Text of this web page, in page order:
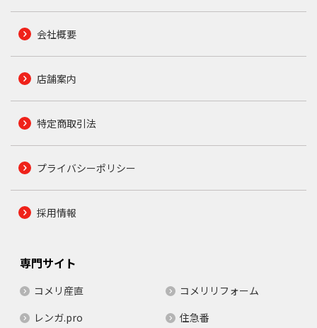
会社概要
店舗案内
特定商取引法
プライバシーポリシー
採用情報
専門サイト
コメリ産直
コメリリフォーム
レンガ.pro
住急番